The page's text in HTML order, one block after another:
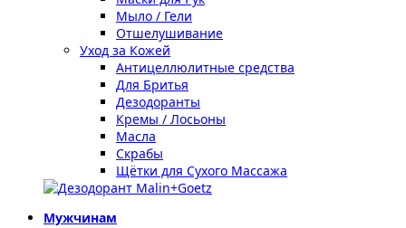
Мыло / Гели
Отшелушивание
Уход за Кожей
Антицеллюлитные средства
Для Бритья
Дезодоранты
Кремы / Лосьоны
Масла
Скрабы
Щётки для Сухого Массажа
Мужчинам